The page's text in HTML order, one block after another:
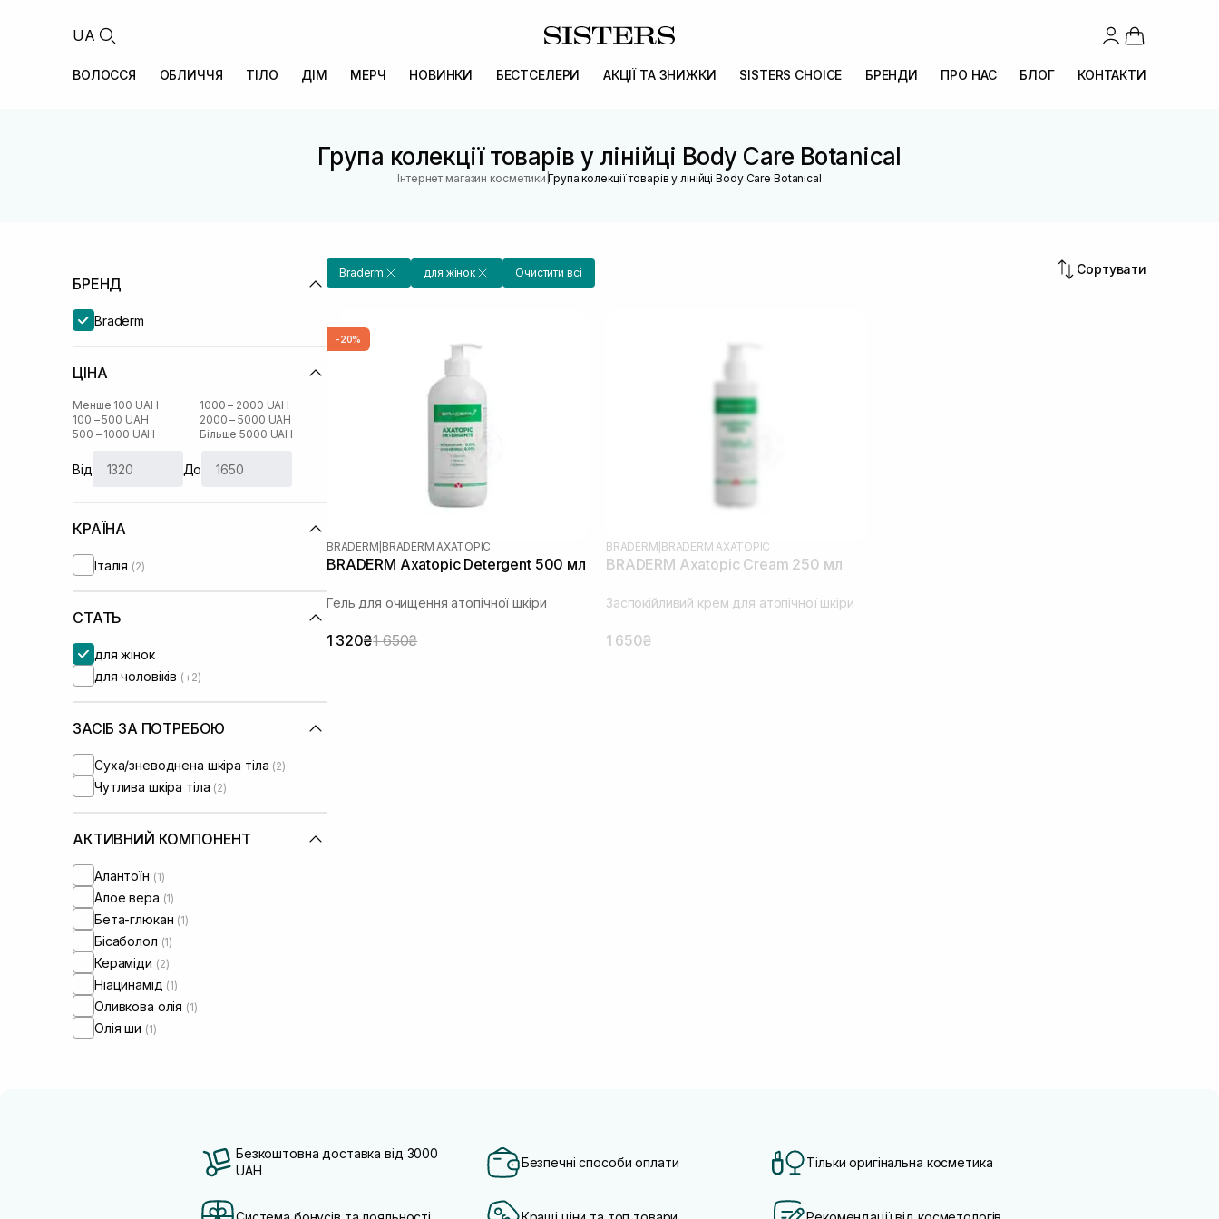
UA
ВОЛОССЯ ОБЛИЧЧЯ ТІЛО ДІМ МЕРЧ НОВИНКИ БЕСТСЕЛЕРИ АКЦІЇ ТА ЗНИЖКИ SISTERS CHOICE БРЕНДИ ПРО НАС БЛОГ КОНТАКТИ
Група колекції товарів у лінійці Body Care Botanical
Інтернет магазин косметики |Група колекції товарів у лінійці Body Care Botanical
БРЕНД
Braderm
ЦІНА
Менше 100 UAH
100 – 500 UAH
500 – 1000 UAH
1000 – 2000 UAH
2000 – 5000 UAH
Більше 5000 UAH
Від До
КРАЇНА
Італія (2)
СТАТЬ
для жінок
для чоловіків (+2)
ЗАСІБ ЗА ПОТРЕБОЮ
Суха/зневоднена шкіра тіла (2)
Чутлива шкіра тіла (2)
АКТИВНИЙ КОМПОНЕНТ
Алантоїн (1)
Алое вера (1)
Бета-глюкан (1)
Бісаболол (1)
Кераміди (2)
Ніацинамід (1)
Оливкова олія (1)
Олія ши (1)
Braderm для жінок Очистити всі Сортувати
-20%
BRADERM BRADERM AXATOPIC
BRADERM Axatopic Detergent 500 мл
Гель для очищення атопічної шкіри
1 320₴1 650₴
BRADERM BRADERM AXATOPIC
BRADERM Axatopic Cream 250 мл
Заспокійливий крем для атопічної шкіри
1 650₴
Безкоштовна доставка від 3000
UAH
Безпечні способи оплати Тільки оригінальна косметика